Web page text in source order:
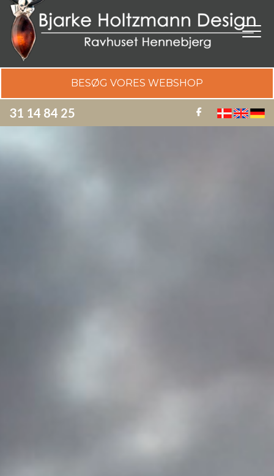
Gå
hovedindhold
BESØG VORES WEBSHOP
31 14 84 25